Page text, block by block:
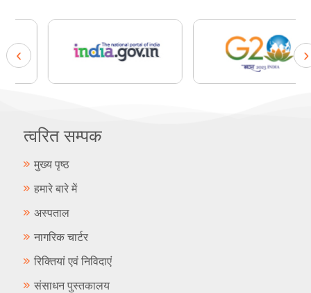
‹ ›
त्वरित सम्पक
मुख्य पृष्ठ
हमारे बारे में
अस्पताल
नागरिक चार्टर
रिक्तियां एवं निविदाएं
संसाधन पुस्तकालय